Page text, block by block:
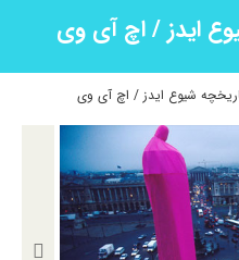
ایدز / اچ آی وی
شیوع ایدز / اچ آی وی